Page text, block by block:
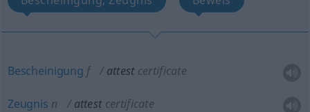
Bescheinigung f attest certificate
Zeugnis n attest certificate